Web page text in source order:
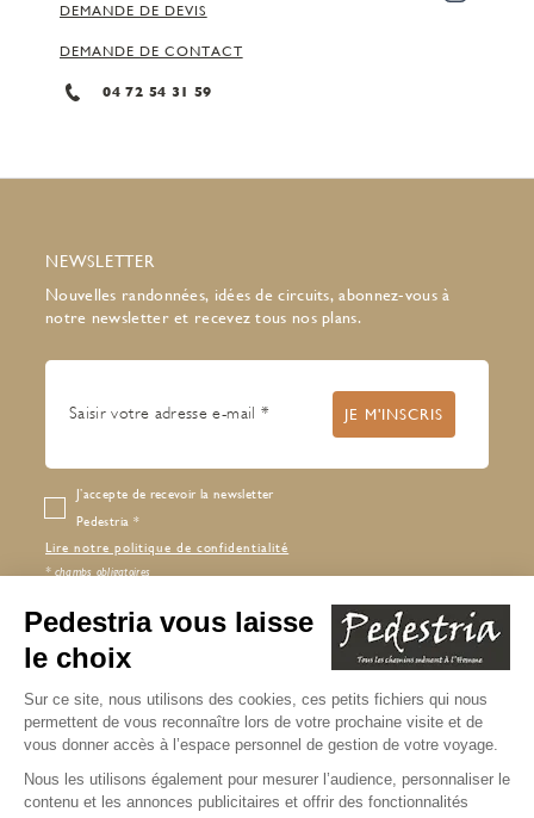
DEMANDE DE DEVIS
DEMANDE DE CONTACT
04 72 54 31 59
NEWSLETTER
Nouvelles randonnées, idées de circuits, abonnez-vous à
notre newsletter et recevez tous nos plans.
J’accepte de recevoir la newsletter
Pedestria
Lire notre politique de confidentialité
* champs obligatoires
Copyright © 2026 Pedestria